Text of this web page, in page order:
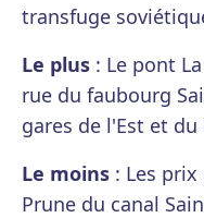
transfuge
Le plus : Le pont
rue du faubourg
gares de l'Est et du
Le moins : Les
Prune du canal